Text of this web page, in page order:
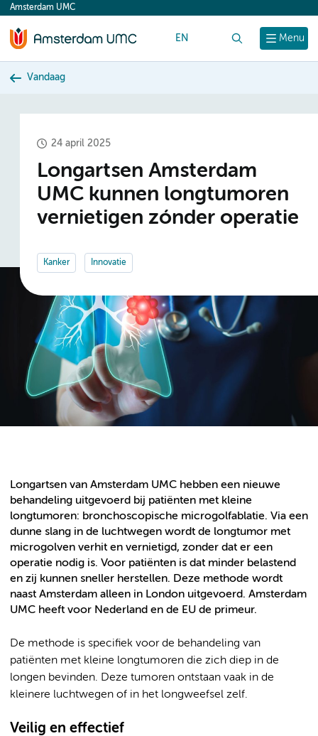
content
Menu
Amsterdam UMC
EN
Vandaag
24 april 2025
Longartsen Amsterdam
UMC kunnen longtumoren
vernietigen zónder operatie
Kanker Innovatie
Longartsen van Amsterdam UMC hebben een nieuwe
behandeling uitgevoerd bij patiënten met kleine
longtumoren: bronchoscopische microgolfablatie. Via een
dunne slang in de luchtwegen wordt de longtumor met
microgolven verhit en vernietigd, zonder dat er een
operatie nodig is. Voor patiënten is dat minder belastend
en zij kunnen sneller herstellen. Deze methode wordt
naast Amsterdam alleen in London uitgevoerd. Amsterdam
UMC heeft voor Nederland en de EU de primeur.
De methode is specifiek voor de behandeling van
patiënten met kleine longtumoren die zich diep in de
longen bevinden. Deze tumoren ontstaan vaak in de
kleinere luchtwegen of in het longweefsel zelf.
Veilig en effectief